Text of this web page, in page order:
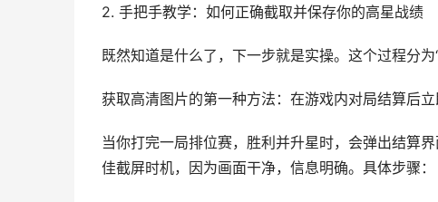
2. 手把手教学：如何正确截取并保存你的高星战绩
既然知道是什么了，下一步就是实操。这个过程分为“
获取高清图片的第一种方法：在游戏内对局结算后立
当你打完一局排位赛，胜利并升星时，会弹出结算
佳截屏时机，因为画面干净，信息明确。具体步骤：